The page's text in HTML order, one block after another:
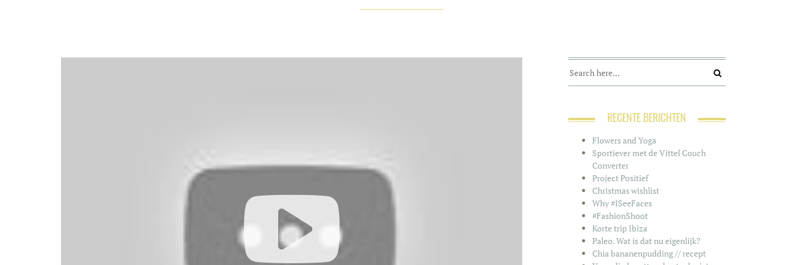
RECENTE BERICHTEN
Flowers and Yoga
Sportiever met de Vittel Couch
Converter
Project Positief
Christmas wishlist
Why #ISeeFaces
#FashionShoot
Korte trip Ibiza
Paleo. Wat is dat nu eigenlijk?
Chia bananenpudding // recept